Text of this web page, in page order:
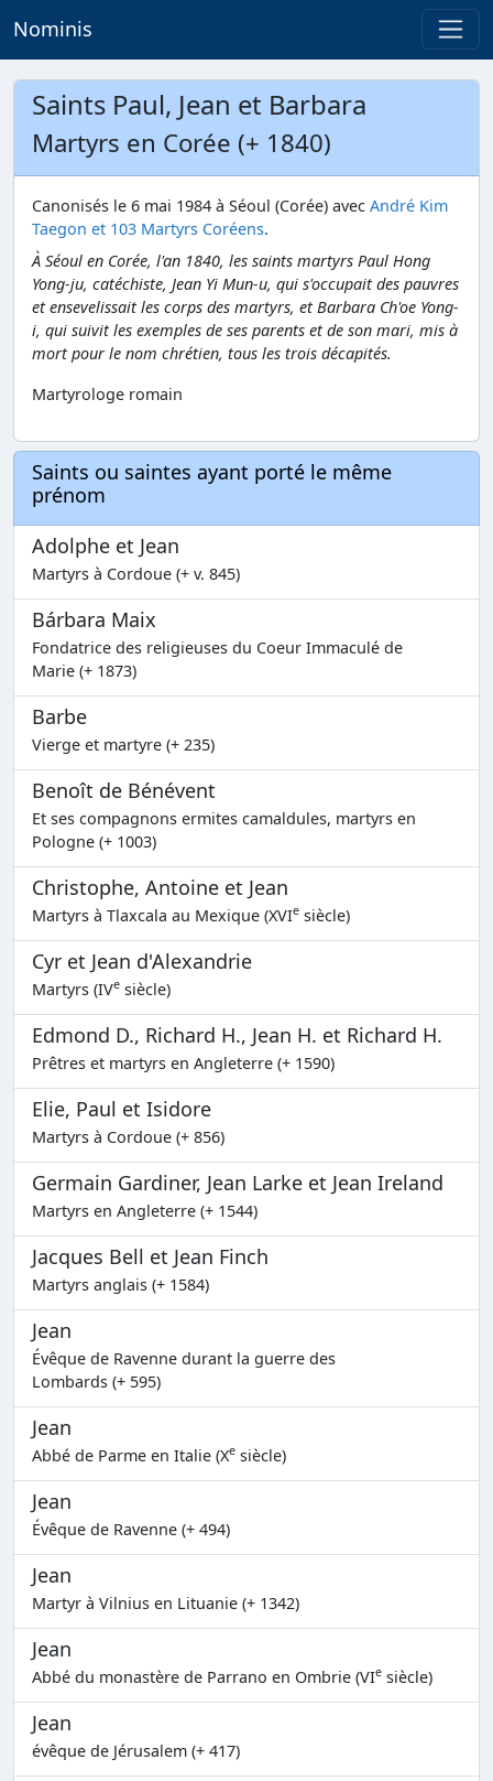
Nominis
Saints Paul, Jean et Barbara
Martyrs en Corée (+ 1840)
Canonisés le 6 mai 1984 à Séoul (Corée) avec André Kim
Taegon et 103 Martyrs Coréens.
À Séoul en Corée, l'an 1840, les saints martyrs Paul Hong
Yong-ju, catéchiste, Jean Yi Mun-u, qui s'occupait des pauvres
et ensevelissait les corps des martyrs, et Barbara Ch'oe Yong-
i, qui suivit les exemples de ses parents et de son mari, mis à
mort pour le nom chrétien, tous les trois décapités.
Martyrologe romain
Saints ou saintes ayant porté le même
prénom
Adolphe et Jean
Martyrs à Cordoue (+ v. 845)
Bárbara Maix
Fondatrice des religieuses du Coeur Immaculé de
Marie (+ 1873)
Barbe
Vierge et martyre (+ 235)
Benoît de Bénévent
Et ses compagnons ermites camaldules, martyrs en
Pologne (+ 1003)
Christophe, Antoine et Jean
Martyrs à Tlaxcala au Mexique (XVIe siècle)
Cyr et Jean d'Alexandrie
Martyrs (IVe siècle)
Edmond D., Richard H., Jean H. et Richard H.
Prêtres et martyrs en Angleterre (+ 1590)
Elie, Paul et Isidore
Martyrs à Cordoue (+ 856)
Germain Gardiner, Jean Larke et Jean Ireland
Martyrs en Angleterre (+ 1544)
Jacques Bell et Jean Finch
Martyrs anglais (+ 1584)
Jean
Évêque de Ravenne durant la guerre des
Lombards (+ 595)
Jean
Abbé de Parme en Italie (Xe siècle)
Jean
Évêque de Ravenne (+ 494)
Jean
Martyr à Vilnius en Lituanie (+ 1342)
Jean
Abbé du monastère de Parrano en Ombrie (VIe siècle)
Jean
évêque de Jérusalem (+ 417)